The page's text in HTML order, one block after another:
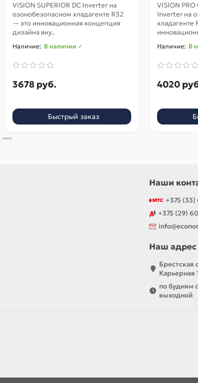
VISION SUPERIOR DC Inverter на
озонобезопасном хладагенте R32
— это инновационная концепция
дизайна вну..
В наличии ✓
3678 руб.
Быстрый заказ
VISION PRO
Inverter на
хладагенте
В
4020
Наши
+375 (33)
+375 (29)
Наш адрес
Брестская
Карьерная
по будням
выходной